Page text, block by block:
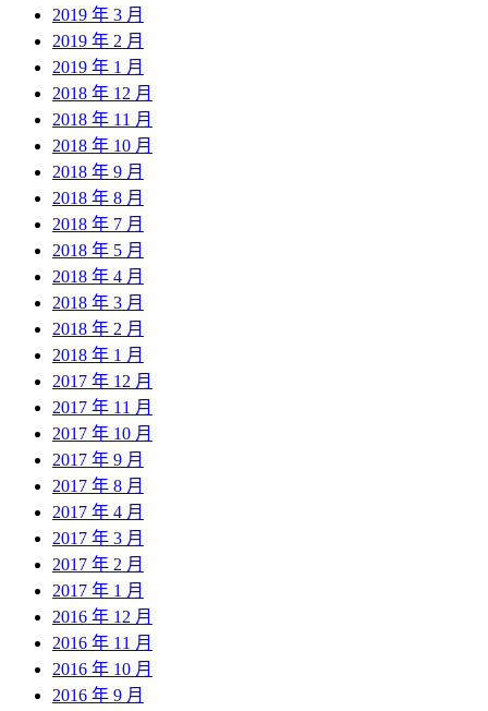
2019 年 3 月
2019 年 2 月
2019 年 1 月
2018 年 12 月
2018 年 11 月
2018 年 10 月
2018 年 9 月
2018 年 8 月
2018 年 7 月
2018 年 5 月
2018 年 4 月
2018 年 3 月
2018 年 2 月
2018 年 1 月
2017 年 12 月
2017 年 11 月
2017 年 10 月
2017 年 9 月
2017 年 8 月
2017 年 4 月
2017 年 3 月
2017 年 2 月
2017 年 1 月
2016 年 12 月
2016 年 11 月
2016 年 10 月
2016 年 9 月